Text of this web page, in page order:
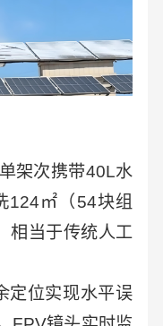
架次携带40L水
124㎡（54块组
相当于传统人工
定位实现水平误